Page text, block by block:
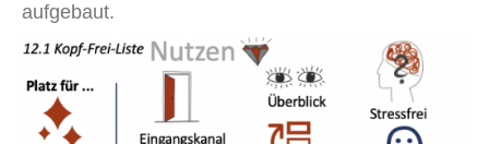
aufgebaut.